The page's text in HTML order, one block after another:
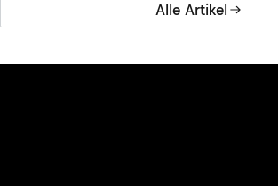
Alle Artikel